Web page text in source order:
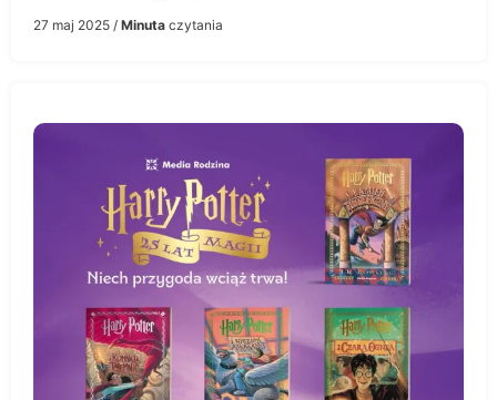
27 maj 2025 / Minuta czytania